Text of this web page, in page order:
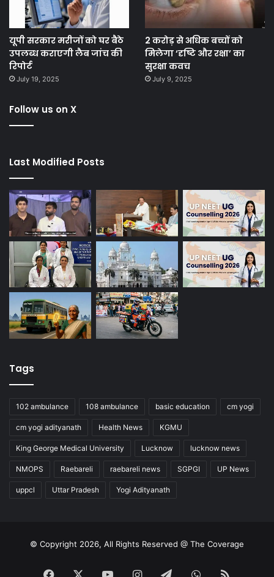
यूपी सरकार मरीजों को घर बैठे
उपलब्ध कराएगी लैब जांच की
रिपोर्ट
July 19, 2025
2 करोड़ से अधिक बच्चों को
मिलेगा ‘दृष्टि और रक्षा’ का
सुरक्षा कवच
July 9, 2025
Follow us on X
Last Modified Posts
Tags
102 ambulance 108 ambulance basic education cm yogi
cm yogi adityanath Health News KGMU
King George Medical University Lucknow lucknow news
NMOPS Raebareli raebareli news SGPGI UP News
uppcl Uttar Pradesh Yogi Adityanath
© Copyright 2026, All Rights Reserved @ The Coverage
Facebook YouTubeInstagramTelegramWhatsApp